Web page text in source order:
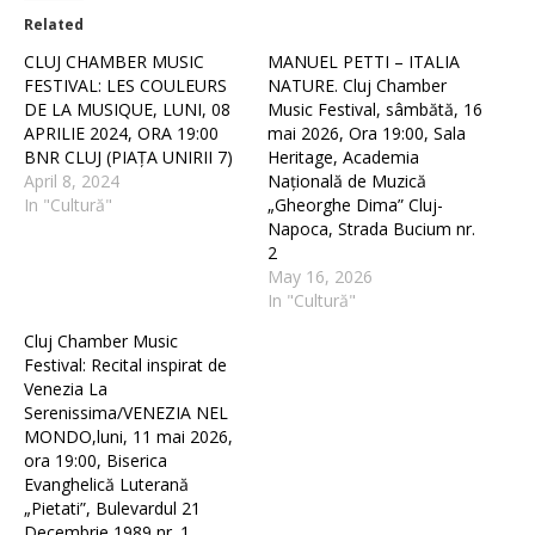
Related
CLUJ CHAMBER MUSIC
FESTIVAL: LES COULEURS
DE LA MUSIQUE, LUNI, 08
APRILIE 2024, ORA 19:00
BNR CLUJ (PIAȚA UNIRII 7)
April 8, 2024
In "Cultură"
MANUEL PETTI – ITALIA
NATURE. Cluj Chamber
Music Festival, sâmbătă, 16
mai 2026, Ora 19:00, Sala
Heritage, Academia
Națională de Muzică
„Gheorghe Dima” Cluj-
Napoca, Strada Bucium nr.
2
May 16, 2026
In "Cultură"
Cluj Chamber Music
Festival: Recital inspirat de
Venezia La
Serenissima/VENEZIA NEL
MONDO,luni, 11 mai 2026,
ora 19:00, Biserica
Evanghelică Luterană
„Pietati”, Bulevardul 21